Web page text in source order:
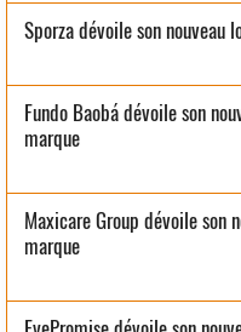
Sporza dévoile son nouveau
Fundo Baobá dévoile son
marque
Maxicare Group dévoile son
marque